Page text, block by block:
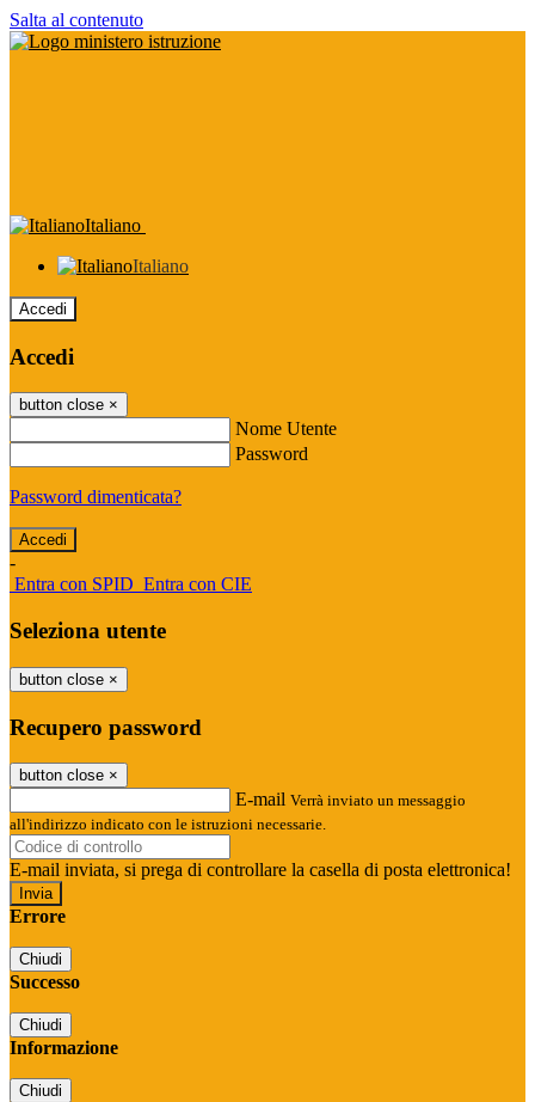
Salta al contenuto
Italiano
Italiano
Accedi
Accedi
button close ×
Nome Utente
Password
Password dimenticata?
-
Entra con SPID Entra con CIE
Seleziona utente
button close ×
Recupero password
button close ×
E-mail Verrà inviato un messaggio
all'indirizzo indicato con le istruzioni necessarie.
E-mail inviata, si prega di controllare la casella di posta elettronica!
Errore
Chiudi
Successo
Chiudi
Informazione
Chiudi